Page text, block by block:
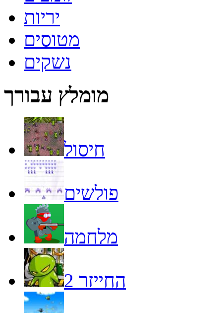
יריות
מטוסים
נשקים
מומלץ עבורך
חיסול
פולשים
מלחמה
החייזר 2